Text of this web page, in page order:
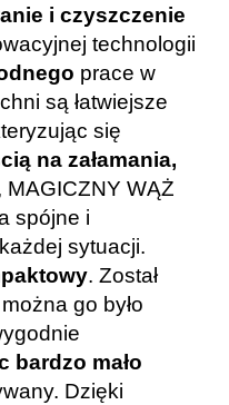
i czyszczenie
technologii
prace w
są łatwiejsze
się
na załamania,
MAGICZNY WĄŻ
spójne i
sytuacji.
. Został
go było
bardzo mało
Dzięki